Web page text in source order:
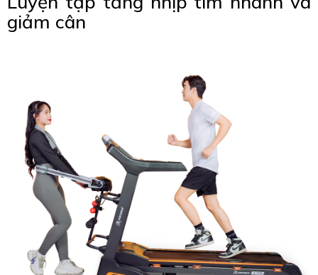
giảm cân